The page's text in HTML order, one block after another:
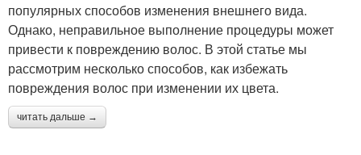
популярных способов изменения внешнего вида.
Однако, неправильное выполнение процедуры может
привести к повреждению волос. В этой статье мы
рассмотрим несколько способов, как избежать
повреждения волос при изменении их цвета.
читать дальше →